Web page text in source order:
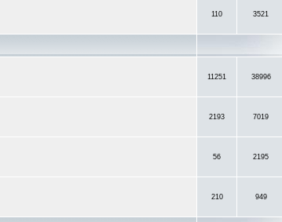
110 3521
11251 38996
2193 7019
56 2195
210 949